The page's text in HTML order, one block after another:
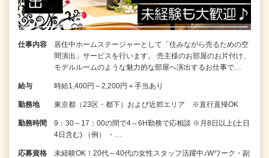
仕事内容
居住中ホームステージャーとして「住みながら売るための空
間演出」サービスを行います。 売主様のお部屋のお片付け、
モデルルームのような魅力的な部屋へ演出するお仕事で…
給与 時給1,400円～2,200円＋手当あり
勤務地 東京都（23区・都下）および近郊エリア ※直行直帰OK
勤務時間
9：30～17：00の間で4～6H勤務で応相談 ※月8日以上(土日
4日含む) （例） ・…
応募資格
未経験OK！20代～40代の女性スタッフ活躍中♪Wワーク・副